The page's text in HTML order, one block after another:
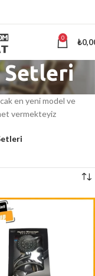
0 ₺
Setleri
en yeni model ve
vermekteyiz